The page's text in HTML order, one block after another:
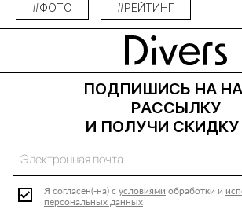
#ФОТО #РЕЙТИНГ
ПОДПИШИСЬ НА
РАССЫЛКУ
И ПОЛУЧИ СКИДКУ
Я согласен(-на) с условиями обработки и
персональных данных